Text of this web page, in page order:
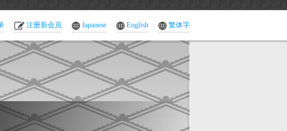
注册新会员 Japanese English 繁体字